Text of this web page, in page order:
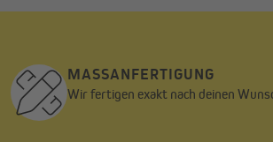
MASSANFERTIGUNG
Wir fertigen exakt nach deinen